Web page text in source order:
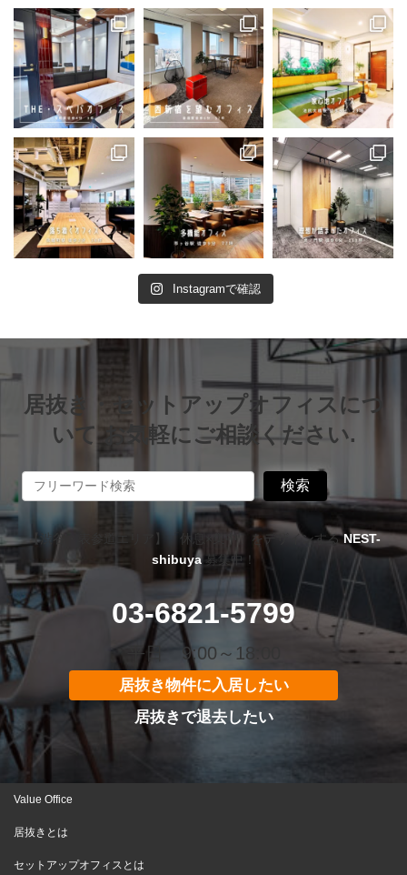
Instagramで確認
居抜き・セットアップオフィスにつ
いて お気軽にご相談ください.
検索
【渋谷・表参道エリア】「休息×集中」をデザインするNEST-
shibuya募集中！
03-6821-5799
平日 9:00～18:00
居抜き物件に入居したい
居抜きで退去したい
Value Office
居抜きとは
セットアップオフィスとは